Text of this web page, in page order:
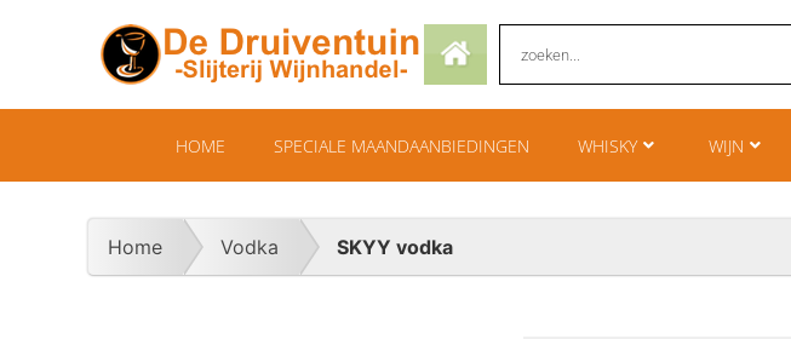
HOME SPECIALE MAANDAANBIEDINGEN WHISKY WIJN
Home Vodka SKYY vodka